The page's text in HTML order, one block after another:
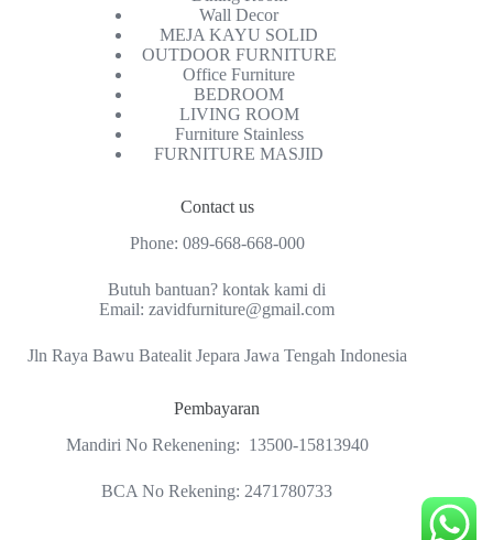
Wall Decor
MEJA KAYU SOLID
OUTDOOR FURNITURE
Office Furniture
BEDROOM
LIVING ROOM
Furniture Stainless
FURNITURE MASJID
Contact us
Phone: 089-668-668-000
Butuh bantuan? kontak kami di
Email:zavidfurniture@gmail.com
Jln Raya Bawu Batealit Jepara Jawa Tengah Indonesia
Pembayaran
Mandiri No Rekenening: 13500-15813940
BCA No Rekening: 2471780733